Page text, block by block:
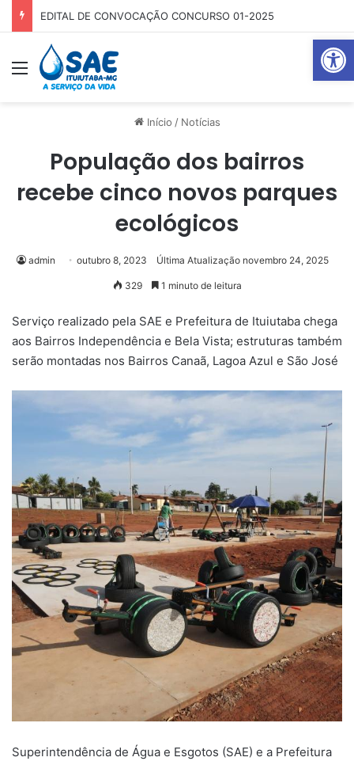
Abrir
EDITAL DE CONVOCAÇÃO CONCURSO 01-2025
Menu
Início / Notícias
População dos bairros
recebe cinco novos parques
ecológicos
admin outubro 8, 2023 Última Atualização novembro 24, 2025
329 1 minuto de leitura
Serviço realizado pela SAE e Prefeitura de Ituiutaba chega
aos Bairros Independência e Bela Vista; estruturas também
serão montadas nos Bairros Canaã, Lagoa Azul e São José
Superintendência de Água e Esgotos (SAE) e a Prefeitura